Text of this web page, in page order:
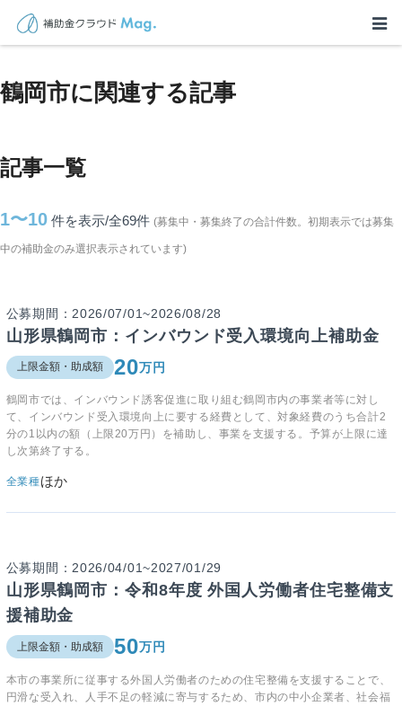
TOP > 補助金・助成金詳細>山形県
鶴岡市に関連する記事
記事一覧
1〜10 件を表示/全69件 (募集中・募集終了の合計件数。初期表示では募集
中の補助金のみ選択表示されています)
公募期間：2026/07/01~2026/08/28
山形県鶴岡市：インバウンド受入環境向上補助金
上限金額・助成額 20万円
鶴岡市では、インバウンド誘客促進に取り組む鶴岡市内の事業者等に対し
て、インバウンド受入環境向上に要する経費として、対象経費のうち合計2
分の1以内の額（上限20万円）を補助し、事業を支援する。予算が上限に達
し次第終了する。
全業種ほか
公募期間：2026/04/01~2027/01/29
山形県鶴岡市：令和8年度 外国人労働者住宅整備支
援補助金
上限金額・助成額 50万円
本市の事業所に従事する外国人労働者のための住宅整備を支援することで、
円滑な受入れ、人手不足の軽減に寄与するため、市内の中小企業者、社会福